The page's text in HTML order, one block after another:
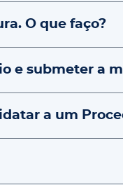
O que faço?
e submeter a
a um